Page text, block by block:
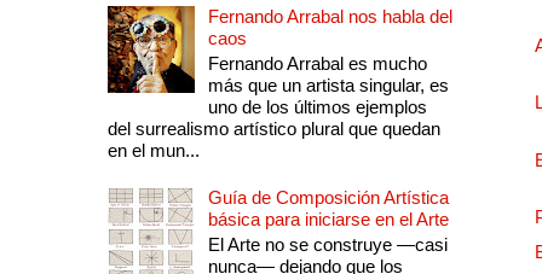
Fernando Arrabal nos habla del
caos
Fernando Arrabal es mucho
más que un artista singular, es
uno de los últimos ejemplos
del surrealismo artístico plural que quedan
en el mun...
Guía de Composición Artística
básica para iniciarse en el Arte
El Arte no se construye —casi
nunca— dejando que los